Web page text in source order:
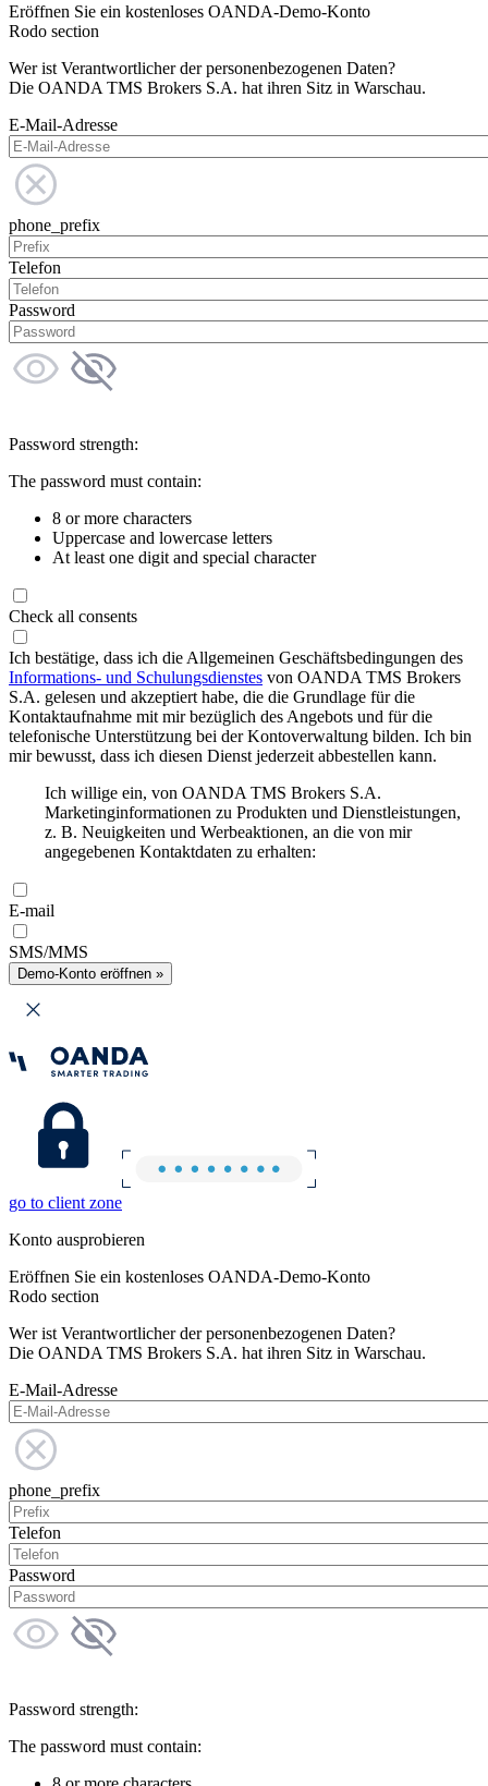
Eröffnen Sie ein kostenloses OANDA-Demo-Konto
Rodo section
Wer ist Verantwortlicher der personenbezogenen Daten?
Die OANDA TMS Brokers S.A. hat ihren Sitz in Warschau.
E-Mail-Adresse
phone_prefix
Telefon
Password
Password strength:
The password must contain:
8 or more characters
Uppercase and lowercase letters
At least one digit and special character
Check all consents
Ich bestätige, dass ich die Allgemeinen Geschäftsbedingungen des
Informations- und Schulungsdienstes von OANDA TMS Brokers
S.A. gelesen und akzeptiert habe, die die Grundlage für die
Kontaktaufnahme mit mir bezüglich des Angebots und für die
telefonische Unterstützung bei der Kontoverwaltung bilden. Ich bin
mir bewusst, dass ich diesen Dienst jederzeit abbestellen kann.
Ich willige ein, von OANDA TMS Brokers S.A.
Marketinginformationen zu Produkten und Dienstleistungen,
z. B. Neuigkeiten und Werbeaktionen, an die von mir
angegebenen Kontaktdaten zu erhalten:
E-mail
SMS/MMS
Demo-Konto eröffnen »
go to client zone
Konto ausprobieren
Eröffnen Sie ein kostenloses OANDA-Demo-Konto
Rodo section
Wer ist Verantwortlicher der personenbezogenen Daten?
Die OANDA TMS Brokers S.A. hat ihren Sitz in Warschau.
E-Mail-Adresse
phone_prefix
Telefon
Password
Password strength:
The password must contain: